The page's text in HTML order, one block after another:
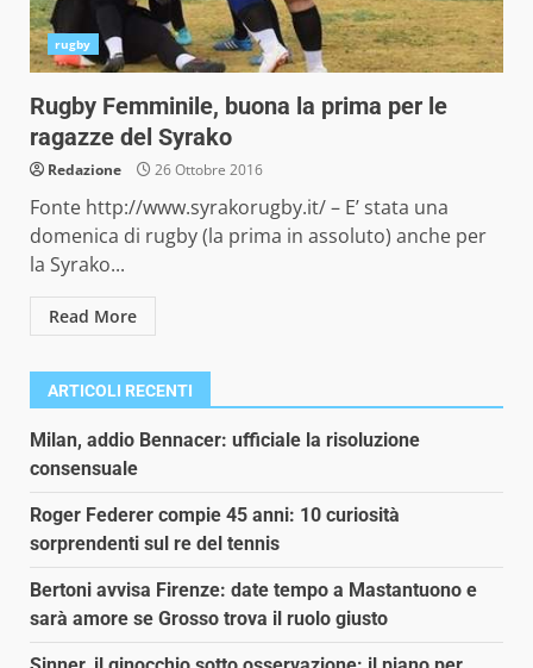
rugby
Rugby Femminile, buona la prima per le
ragazze del Syrako
Redazione 26 Ottobre 2016
Fonte http://www.syrakorugby.it/ – E’ stata una
domenica di rugby (la prima in assoluto) anche per
la Syrako...
Read More
ARTICOLI RECENTI
Milan, addio Bennacer: ufficiale la risoluzione
consensuale
Roger Federer compie 45 anni: 10 curiosità
sorprendenti sul re del tennis
Bertoni avvisa Firenze: date tempo a Mastantuono e
sarà amore se Grosso trova il ruolo giusto